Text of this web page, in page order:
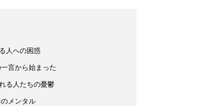
人への困惑
言から始まった
る人たちの憂鬱
メンタル